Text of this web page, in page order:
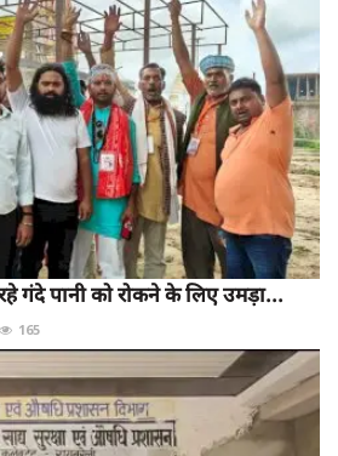
गंदे पानी को रोकने के लिए उमड़ा...
165